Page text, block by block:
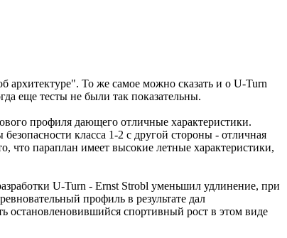
То же самое можно сказать и о U-Turn
еще тесты не были так показательны.
профиля дающего отличные характеристики.
класса 1-2 с другой стороны - отличная
что параплан имеет высокие летные характеристики,
U-Turn - Ernst Strobl уменьшил удлинение, при
профиль в результате дал
остановленовившийся спортивный рост в этом виде